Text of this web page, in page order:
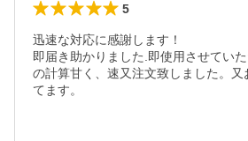
5
迅速な対応に感謝します！
即届き助かりました.即使用させてい
の計算甘く、速又注文致しました。又
てます。